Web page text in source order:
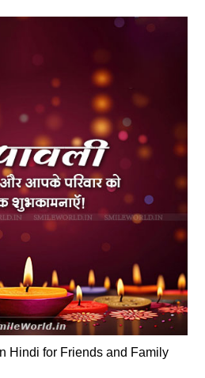
Hindi for Friends and Family